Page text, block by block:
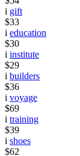
i gift
$33
i education
$30
i institute
$29
i builders
$36
i voyage
$69
i training
$39
i shoes
$62